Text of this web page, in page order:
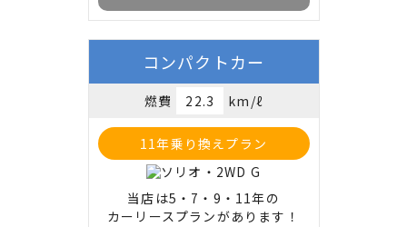
コンパクトカー
燃費 22.3 km/ℓ
11年乗り換えプラン
当店は5・7・9・11年の
カーリースプランがあります！